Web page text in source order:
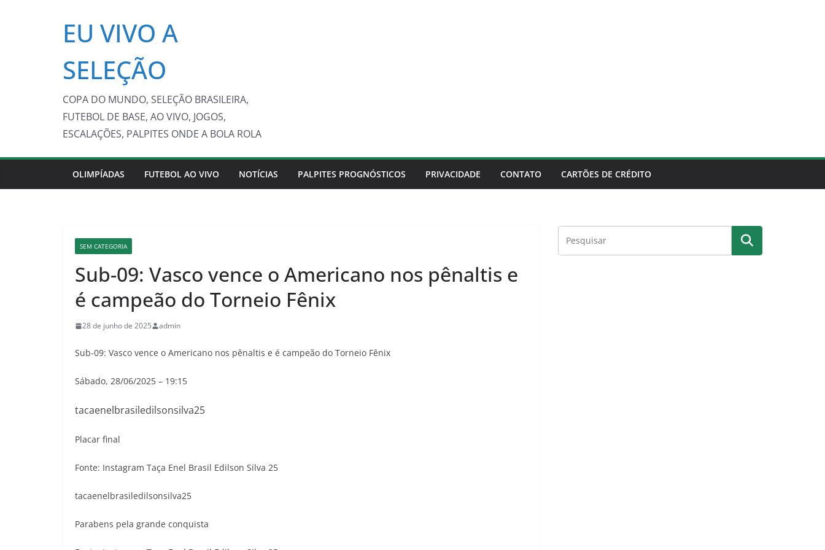
EU VIVO A
SELEÇÃO
COPA DO MUNDO, SELEÇÃO BRASILEIRA,
FUTEBOL DE BASE, AO VIVO, JOGOS,
ESCALAÇÕES, PALPITES ONDE A BOLA ROLA
OLIMPÍADAS FUTEBOL AO VIVO NOTÍCIAS PALPITES PROGNÓSTICOS PRIVACIDADE CONTATO CARTÕES DE CRÉDITO
SEM CATEGORIA
Sub-09: Vasco vence o Americano nos pênaltis e
é campeão do Torneio Fênix
28 de junho de 2025 admin
Sub-09: Vasco vence o Americano nos pênaltis e é campeão do Torneio Fênix
Sábado, 28/06/2025 – 19:15
tacaenelbrasiledilsonsilva25
Placar final
Fonte: Instagram Taça Enel Brasil Edilson Silva 25
tacaenelbrasiledilsonsilva25
Parabens pela grande conquista